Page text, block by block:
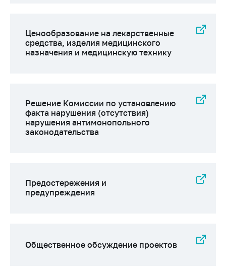
Новости
Прямaя телефоннaя
линия
Сообщить о росте
цен на товары
медицинские
изделия
Ценообразование на лекарственные
средства, изделия медицинского
назначения и медицинскую технику
Решение Комиссии по установлению
факта нарушения (отсутствия)
нарушения антимонопольного
законодательства
Предостережения и
предупреждения
Общественное обсуждение проектов